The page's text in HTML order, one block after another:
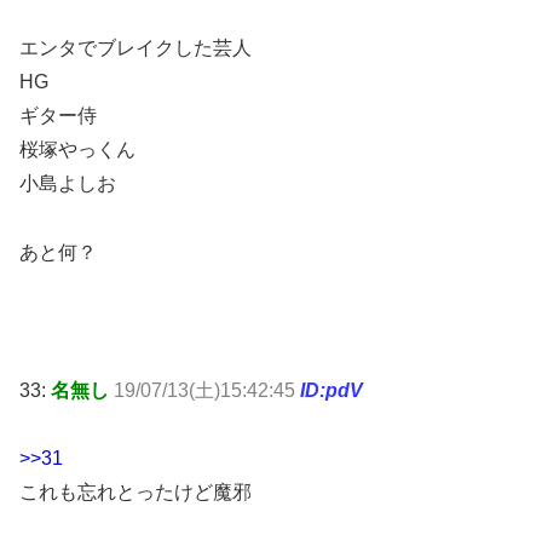
エンタでブレイクした芸人
HG
ギター侍
桜塚やっくん
小島よしお
あと何？
33: 名無し 19/07/13(土)15:42:45 ID:pdV
>>31
これも忘れとったけど魔邪